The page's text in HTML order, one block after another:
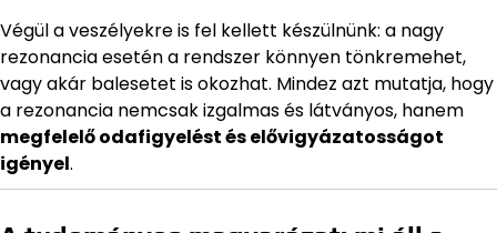
Végül a veszélyekre is fel kellett készülnünk: a nagy
rezonancia esetén a rendszer könnyen tönkremehet,
vagy akár balesetet is okozhat. Mindez azt mutatja, hogy
a rezonancia nemcsak izgalmas és látványos, hanem
megfelelő odafigyelést és elővigyázatosságot
igényel.